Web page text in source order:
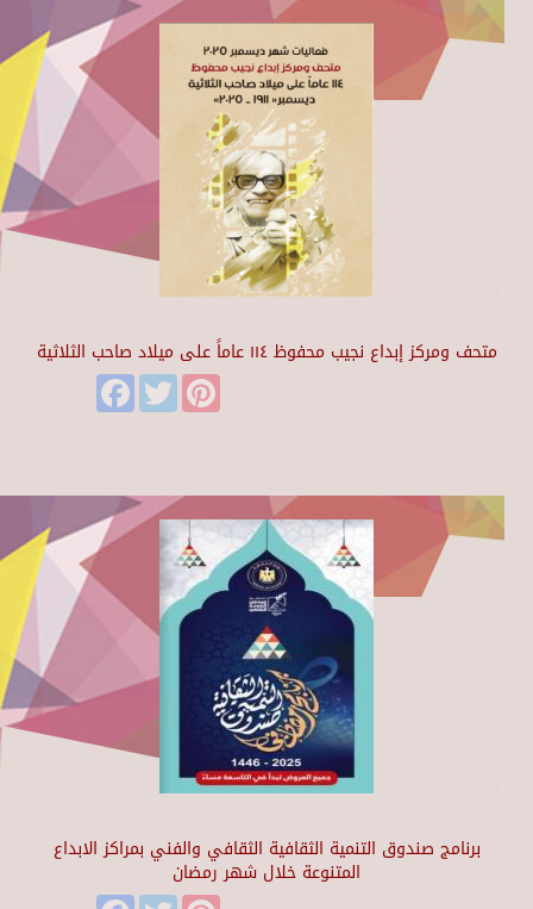
متحف ومركز إبداع نجيب محفوظ ١١٤ عاماً على ميلاد صاحب الثلاثية
FacebookTwitter
برنامج صندوق التنمية الثقافية الثقافي والفني بمراكز الابداع
المتنوعة خلال شهر رمضان